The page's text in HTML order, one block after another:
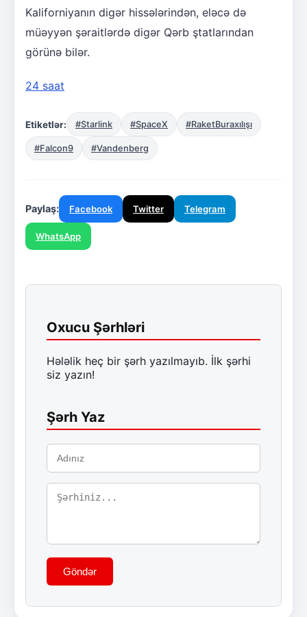
Kaliforniyanın digər hissələrindən, eləcə də
müəyyən şəraitlərdə digər Qərb ştatlarından
görünə bilər.
24 saat
Etiketlər: #Starlink #SpaceX #RaketBuraxılışı
#Falcon9 #Vandenberg
Paylaş: Facebook Twitter Telegram
WhatsApp
Oxucu Şərhləri
Hələlik heç bir şərh yazılmayıb. İlk şərhi
siz yazın!
Şərh Yaz
Göndər